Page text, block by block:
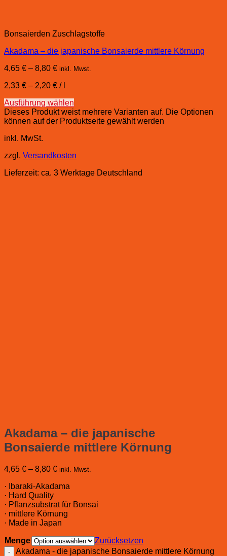
Bonsaierden Zuschlagstoffe
Akadama – die japanische Bonsaierde mittlere Körnung
4,65 € – 8,80 € inkl. Mwst.
2,33 € – 2,20 € /
Ausführung wählen
Dieses Produkt weist mehrere Varianten auf. Die Optionen
können auf der Produktseite gewählt werden
inkl. MwSt.
zzgl. Versandkosten
Lieferzeit: ca. 3 Werktage Deutschland
Akadama – die japanische
Bonsaierde mittlere Körnung
4,65 € – 8,80 € inkl. Mwst.
· Ibaraki-Akadama
· Hard Quality
· Pflanzsubstrat für Bonsai
· mittlere Körnung
· Made in Japan
Menge
Zurücksetzen
Akadama - die japanische Bonsaierde mittlere Körnung